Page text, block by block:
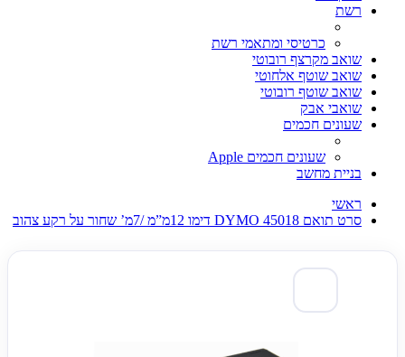
רשת
כרטיסי ומתאמי רשת
שואב מקרצף רובוטי
שואב שוטף אלחוטי
שואב שוטף רובוטי
שואבי אבק
שעונים חכמים
שעונים חכמים Apple
בניית מחשב
ראשי
סרט תואם DYMO 45018 דימו 12מ”מ /7מ’ שחור על רקע צהוב